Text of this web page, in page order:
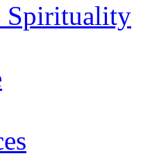
Spirituality